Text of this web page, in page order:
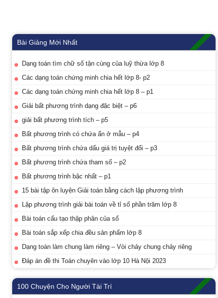
Bài Giảng Mới Nhất
Dạng toán tìm chữ số tận cùng của luỹ thừa lớp 8
Các dạng toán chứng minh chia hết lớp 8- p2
Các dạng toán chứng minh chia hết lớp 8 – p1
Giải bất phương trình dạng đặc biệt – p6
giải bất phương trình tích – p5
Bất phương trình có chứa ẩn ở mẫu – p4
Bất phương trình chứa dấu giá trị tuyệt đối – p3
Bất phương trình chứa tham số – p2
Bất phương trình bậc nhất – p1
15 bài tập ôn luyện Giải toán bằng cách lập phương trình
Lập phương trình giải bài toán về tỉ số phần trăm lớp 8
Bài toán cấu tạo thập phân của số
Bài toán sắp xếp chia đều sản phẩm lớp 8
Dạng toán làm chung làm riêng – Vòi chảy chung chảy riêng
Đáp án đề thi Toán chuyên vào lớp 10 Hà Nội 2023
100 Chuyện Cho Người Tài Trí